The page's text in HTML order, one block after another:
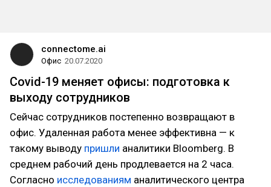
connectome.ai
Офис 20.07.2020
Covid-19 меняет офисы: подготовка к
выходу сотрудников
Сейчас сотрудников постепенно возвращают в
офис. Удаленная работа менее эффективна — к
такому выводу пришли аналитики Bloomberg. В
среднем рабочий день продлевается на 2 часа.
Согласно исследованиям аналитического центра